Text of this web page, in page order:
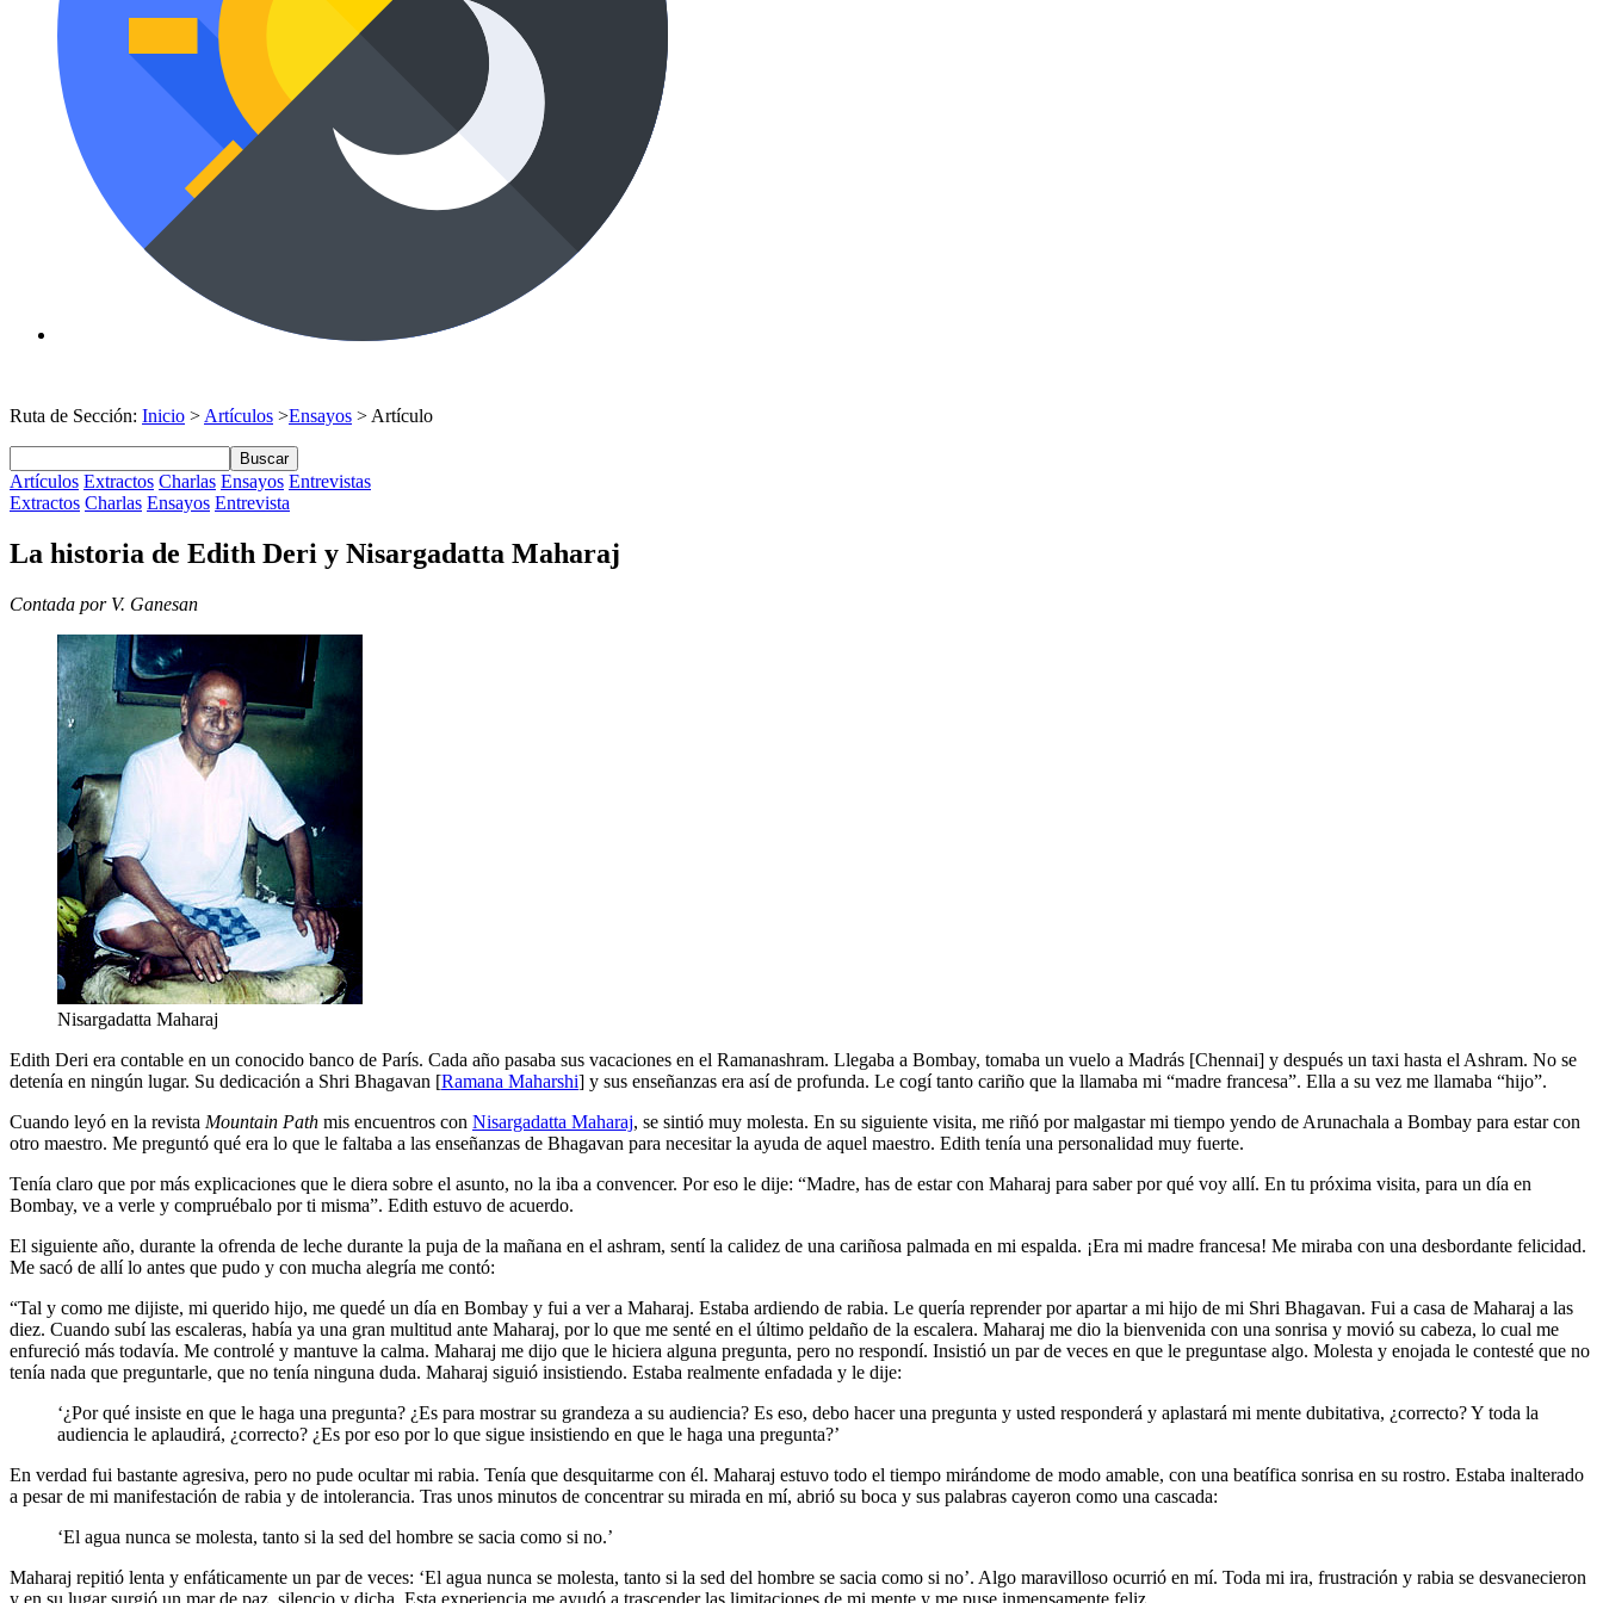
Ruta de Sección: Inicio > Artículos >Ensayos > Artículo
Buscar
Artículos Extractos Charlas Ensayos Entrevistas
Extractos Charlas Ensayos Entrevista
La historia de Edith Deri y Nisargadatta Maharaj
Contada por V. Ganesan
Nisargadatta Maharaj
Edith Deri era contable en un conocido banco de París. Cada año pasaba sus vacaciones en el Ramanashram. Llegaba a Bombay, tomaba un vuelo a Madrás [Chennai] y después un taxi hasta el Ashram. No se
detenía en ningún lugar. Su dedicación a Shri Bhagavan [Ramana Maharshi] y sus enseñanzas era así de profunda. Le cogí tanto cariño que la llamaba mi “madre francesa”. Ella a su vez me llamaba “hijo”.
Cuando leyó en la revista Mountain Path mis encuentros con Nisargadatta Maharaj, se sintió muy molesta. En su siguiente visita, me riñó por malgastar mi tiempo yendo de Arunachala a Bombay para estar con
otro maestro. Me preguntó qué era lo que le faltaba a las enseñanzas de Bhagavan para necesitar la ayuda de aquel maestro. Edith tenía una personalidad muy fuerte.
Tenía claro que por más explicaciones que le diera sobre el asunto, no la iba a convencer. Por eso le dije: “Madre, has de estar con Maharaj para saber por qué voy allí. En tu próxima visita, para un día en
Bombay, ve a verle y compruébalo por ti misma”. Edith estuvo de acuerdo.
El siguiente año, durante la ofrenda de leche durante la puja de la mañana en el ashram, sentí la calidez de una cariñosa palmada en mi espalda. ¡Era mi madre francesa! Me miraba con una desbordante felicidad.
Me sacó de allí lo antes que pudo y con mucha alegría me contó:
“Tal y como me dijiste, mi querido hijo, me quedé un día en Bombay y fui a ver a Maharaj. Estaba ardiendo de rabia. Le quería reprender por apartar a mi hijo de mi Shri Bhagavan. Fui a casa de Maharaj a las
diez. Cuando subí las escaleras, había ya una gran multitud ante Maharaj, por lo que me senté en el último peldaño de la escalera. Maharaj me dio la bienvenida con una sonrisa y movió su cabeza, lo cual me
enfureció más todavía. Me controlé y mantuve la calma. Maharaj me dijo que le hiciera alguna pregunta, pero no respondí. Insistió un par de veces en que le preguntase algo. Molesta y enojada le contesté que no
tenía nada que preguntarle, que no tenía ninguna duda. Maharaj siguió insistiendo. Estaba realmente enfadada y le dije:
‘¿Por qué insiste en que le haga una pregunta? ¿Es para mostrar su grandeza a su audiencia? Es eso, debo hacer una pregunta y usted responderá y aplastará mi mente dubitativa, ¿correcto? Y toda la
audiencia le aplaudirá, ¿correcto? ¿Es por eso por lo que sigue insistiendo en que le haga una pregunta?’
En verdad fui bastante agresiva, pero no pude ocultar mi rabia. Tenía que desquitarme con él. Maharaj estuvo todo el tiempo mirándome de modo amable, con una beatífica sonrisa en su rostro. Estaba inalterado
a pesar de mi manifestación de rabia y de intolerancia. Tras unos minutos de concentrar su mirada en mí, abrió su boca y sus palabras cayeron como una cascada:
‘El agua nunca se molesta, tanto si la sed del hombre se sacia como si no.’
Maharaj repitió lenta y enfáticamente un par de veces: ‘El agua nunca se molesta, tanto si la sed del hombre se sacia como si no’. Algo maravilloso ocurrió en mí. Toda mi ira, frustración y rabia se desvanecieron
y en su lugar surgió un mar de paz, silencio y dicha. Esta experiencia me ayudó a trascender las limitaciones de mi mente y me puse inmensamente feliz.